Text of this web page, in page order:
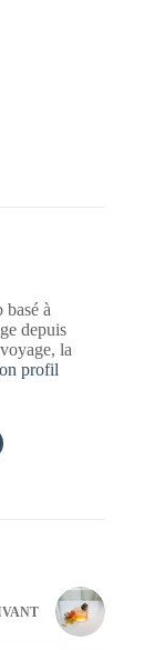
à
depuis
la
profil